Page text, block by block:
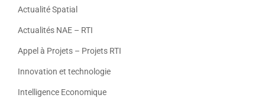
Actualité Spatial
Actualités NAE – RTI
Appel à Projets – Projets RTI
Innovation et technologie
Intelligence Economique